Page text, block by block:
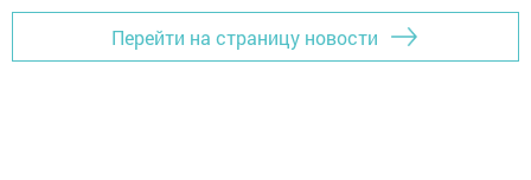
Перейти на страницу новости